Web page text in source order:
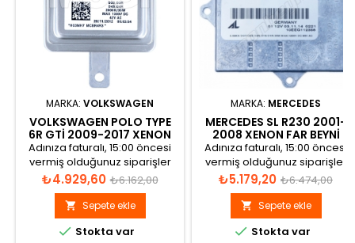
MARKA: VOLKSWAGEN
VOLKSWAGEN POLO TYPE
6R GTI 2009-2017 XENON
FAR BEYNI 8K0941597E
Adınıza faturalı, 15:00 öncesi
vermiş olduğunuz siparişler
aynı gün gönderilir.
Fiyat
₺4.929,60 Normal
fiyat
₺6.162,00
 Sepete ekle
 Stokta var
MARKA: MERCEDES
MERCEDES SL R230 2001-
2008 XENON FAR BEYNI
1307329082
Adınıza faturalı, 15:00 öncesi
vermiş olduğunuz siparişler
aynı gün gönderilir.
Fiyat
₺5.179,20 Normal
fiyat
₺6.474,00
 Sepete ekle
 Stokta var